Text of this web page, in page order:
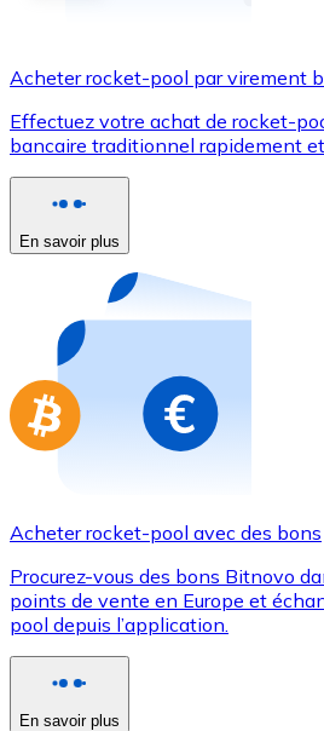
Utilisez les cartes Visa et
Acheter avec carte
Nouveau
Achetez des cartes-
Aller à la boutique de cartes-
Acheter rocket-pool par virement
Effectuez votre achat de rocket-
bancaire traditionnel rapidement
En savoir plus
Acheter rocket-pool avec des bons
Procurez-vous des bons Bitnovo
points de vente en Europe et
pool depuis l’application.
En savoir plus